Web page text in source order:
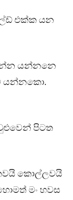
එක්ක යන
යන්නනෙ
යන්නකො.
පිටත
කොල්ලවයි
මං හවස